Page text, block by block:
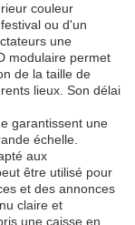
couleur
ou d'un
une
modulaire permet
de la taille de
lieux. Son délai
garantissent une
échelle.
aux
être utilisé pour
et des annonces
claire et
une caisse en